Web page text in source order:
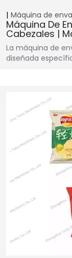
Máquina de
Máquina De
Cabezales |
La máquina de
diseñada